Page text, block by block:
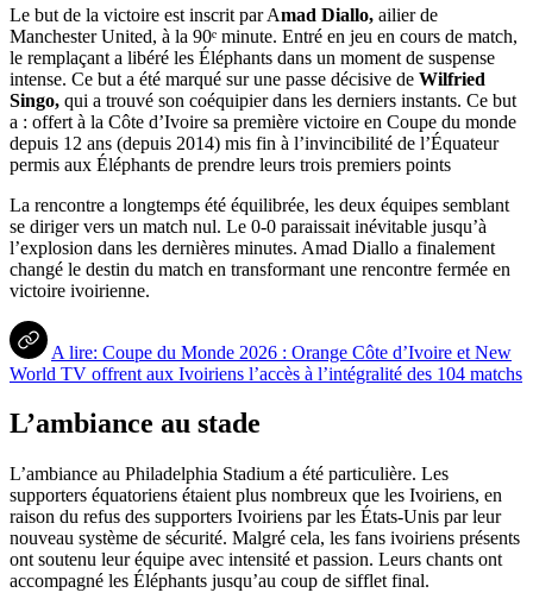
Le but de la victoire est inscrit par Amad Diallo, ailier de
Manchester United, à la 90ᵉ minute. Entré en jeu en cours de match,
le remplaçant a libéré les Éléphants dans un moment de suspense
intense. Ce but a été marqué sur une passe décisive de Wilfried
Singo, qui a trouvé son coéquipier dans les derniers instants. Ce but
a : offert à la Côte d’Ivoire sa première victoire en Coupe du monde
depuis 12 ans (depuis 2014) mis fin à l’invincibilité de l’Équateur
permis aux Éléphants de prendre leurs trois premiers points
La rencontre a longtemps été équilibrée, les deux équipes semblant
se diriger vers un match nul. Le 0-0 paraissait inévitable jusqu’à
l’explosion dans les dernières minutes. Amad Diallo a finalement
changé le destin du match en transformant une rencontre fermée en
victoire ivoirienne.
A lire: Coupe du Monde 2026 : Orange Côte d’Ivoire et New
World TV offrent aux Ivoiriens l’accès à l’intégralité des 104 matchs
L’ambiance au stade
L’ambiance au Philadelphia Stadium a été particulière. Les
supporters équatoriens étaient plus nombreux que les Ivoiriens, en
raison du refus des supporters Ivoiriens par les États-Unis par leur
nouveau système de sécurité. Malgré cela, les fans ivoiriens présents
ont soutenu leur équipe avec intensité et passion. Leurs chants ont
accompagné les Éléphants jusqu’au coup de sifflet final.